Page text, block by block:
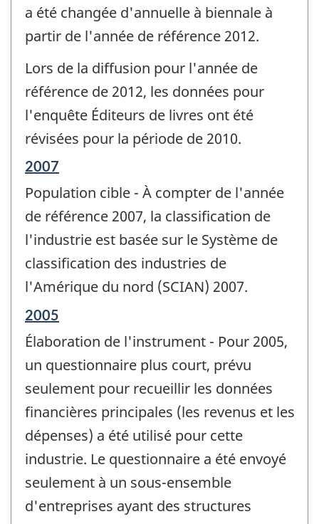
-
a été changée d'annuelle à biennale à
partir de l'année de référence 2012.
Lors de la diffusion pour l'année de
référence de 2012, les données pour
l'enquête Éditeurs de livres ont été
révisées pour la période de 2010.
Période
référence
de
-
2007
Population cible - À compter de l'année
de référence 2007, la classification de
l'industrie est basée sur le Système de
classification des industries de
l'Amérique du nord (SCIAN) 2007.
Période
de
référence
de
changement
-
2005
Élaboration de l'instrument - Pour 2005,
un questionnaire plus court, prévu
seulement pour recueillir les données
financières principales (les revenus et les
dépenses) a été utilisé pour cette
industrie. Le questionnaire a été envoyé
seulement à un sous-ensemble
d'entreprises ayant des structures